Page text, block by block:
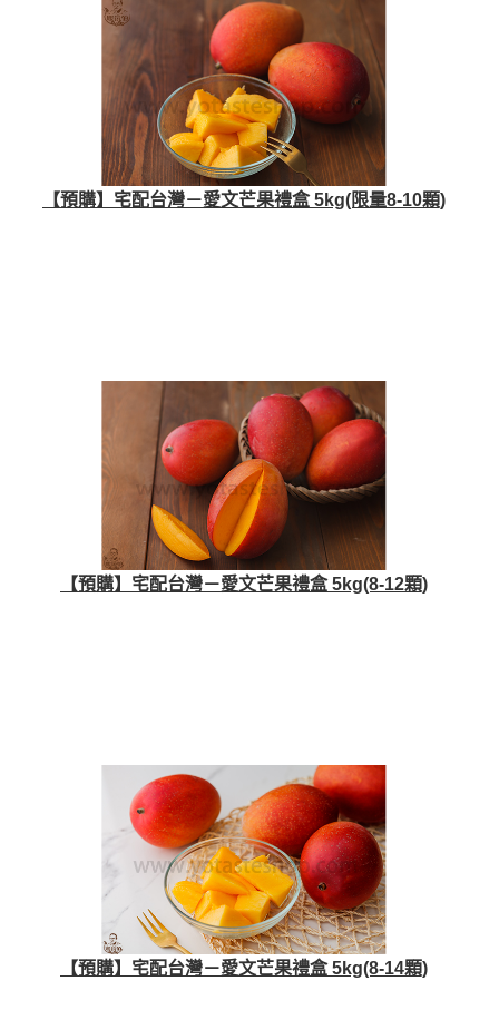
【預購】宅配台灣－愛文芒果禮盒 5kg(限量8-10顆)
【預購】宅配台灣－愛文芒果禮盒 5kg(8-12顆)
【預購】宅配台灣－愛文芒果禮盒 5kg(8-14顆)